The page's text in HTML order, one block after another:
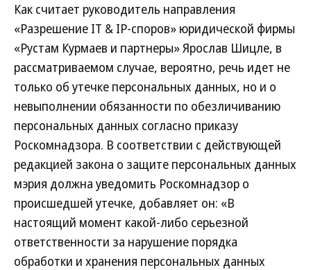
Как считает руководитель направления
«Разрешение IT & IP-споров» юридической фирмы
«Рустам Курмаев и партнеры» Ярослав Шицле, в
рассматриваемом случае, вероятно, речь идет не
только об утечке персональных данных, но и о
невыполнении обязанности по обезличиванию
персональных данных согласно приказу
Роскомнадзора. В соответствии с действующей
редакцией закона о защите персональных данных
мэрия должна уведомить Роскомнадзор о
происшедшей утечке, добавляет он: «В
настоящий момент какой-либо серьезной
ответственности за нарушение порядка
обработки и хранения персональных данных